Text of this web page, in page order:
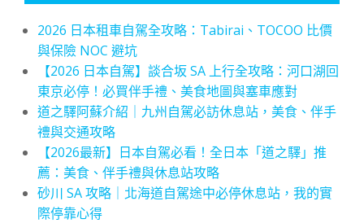
2026 日本租車自駕全攻略：Tabirai、TOCOO 比價
與保險 NOC 避坑
【2026 日本自駕】談合坂 SA 上行全攻略：河口湖回
東京必停！必買伴手禮、美食地圖與塞車應對
道之驛阿蘇介紹｜九州自駕必訪休息站，美食、伴手
禮與交通攻略
【2026最新】日本自駕必看！全日本「道之驛」推
薦：美食、伴手禮與休息站攻略
砂川 SA 攻略｜北海道自駕途中必停休息站，我的實
際停靠心得